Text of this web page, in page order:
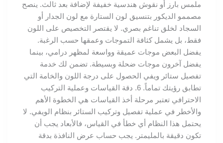
ملمس بارز أو نقوش هندسية خفيفة لإضافة بعد ثالث. ينصح
مصممو الديكور بتنسيق لون الستارة مع لون الجدار أو
السجاد لخلق تناغم بصري. لا يقتصر التخصيص على اللون
فقط، بل يشمل كثافة التموجات وعمقها حسب الرغبة.
يفضل البعض موجات عميقة وواسعة لمظهر درامي، بينما
يفضل آخرون موجات ضحلة وبسيطة. تضمن لك خدمة
تفصيل ستائر ويفي الحصول على درجة اللون والخامة التي
تطابق رؤيتك تماماً. 6. دقة القياسات وعملية التركيب
الاحترافي تعتبر مرحلة أخذ القياسات هي الخطوة الأهم
والأخطر في عملية تفصيل وتركيب الستائر بنظام الويفي. لا
يحتمل هذا النظام أي خطأ في القياس، فالأبعاد يجب أن
تكون دقيقة بالمليمتر. يجب حساب عرض النافذة بدقة